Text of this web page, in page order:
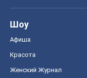
Шоу
Афиша
Красота
Женский Журнал